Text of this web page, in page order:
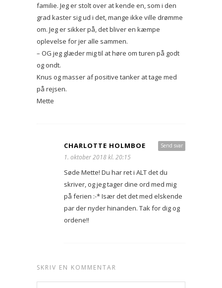
familie. Jeg er stolt over at kende en, som i den
grad kaster sig ud i det, mange ikke ville drømme
om. Jeg er sikker på, det bliver en kæmpe
oplevelse for jer alle sammen.
– OG jeg glæder mig til at høre om turen på godt
og ondt.
Knus og masser af positive tanker at tage med
på rejsen.
Mette
Send svar
CHARLOTTE HOLMBOE
1. oktober 2018 kl. 20:15
Søde Mette! Du har ret i ALT det du
skriver, og jeg tager dine ord med mig
på ferien :-* Især det det med elskende
par der nyder hinanden. Tak for dig og
ordene!!
SKRIV EN KOMMENTAR